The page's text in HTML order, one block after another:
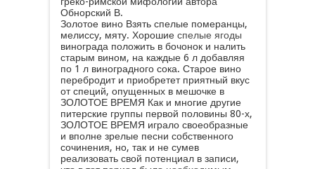
Обнорский В.
Золотое вино Взять спелые померанцы,
мелиссу, мяту. Хорошие спелые ягоды
винограда положить в бочонок и налить
старым вином, на каждые 6 л добавляя
по 1 л виноградного сока. Старое вино
перебродит и приобретет приятный вкус
от специй, опущенных в мешочке в
ЗОЛОТОЕ ВРЕМЯ Как и многие другие
питерские группы первой половины 80-х,
ЗОЛОТОЕ ВРЕМЯ играло своеобразные
и вполне зрелые песни собственного
сочинения, но, так и не сумев
реализовать свой потенциал в записи,